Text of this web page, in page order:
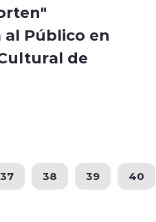
Público en
de
37 38 39 40